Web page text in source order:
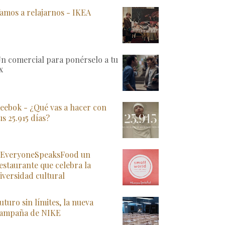
a relajarnos - IKEA
comercial para ponérselo a tu
- ¿Qué vas a hacer con
25.915 días?
un
que celebra la
cultural
sin límites, la nueva
de NIKE